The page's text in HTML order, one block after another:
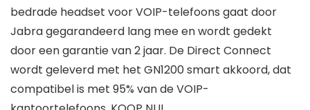
bedrade headset voor VOIP-telefoons gaat door
Jabra gegarandeerd lang mee en wordt gedekt
door een garantie van 2 jaar. De Direct Connect
wordt geleverd met het GN1200 smart akkoord, dat
compatibel is met 95% van de VOIP-